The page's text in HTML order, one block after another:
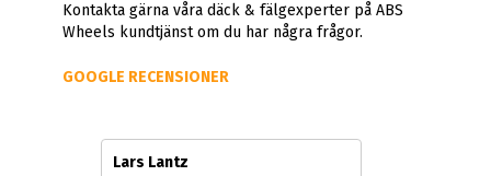
Kontakta gärna våra däck & fälgexperter på ABS
Wheels kundtjänst om du har några frågor.
GOOGLE RECENSIONER
Lars Lantz